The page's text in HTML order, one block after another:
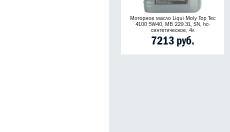
Моторное масло Liqui Moly Top Tec
4100 5W40, MB 229.31, SN, hc-
синтетическое, 4л
7213 руб.